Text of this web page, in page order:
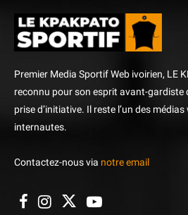
Premier Media Sportif Web ivoirien, LE
reconnu pour son esprit avant-gardiste
prise d’initiative. Il reste l’un des
internautes.
Contactez-nous via notre email